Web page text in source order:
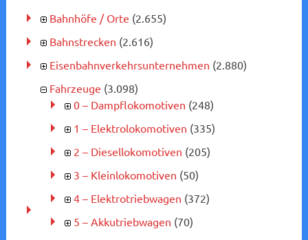
Bahnhöfe / Orte (2.655)
Bahnstrecken (2.616)
Eisenbahnverkehrsunternehmen (2.880)
Fahrzeuge (3.098)
0 – Dampflokomotiven (248)
1 – Elektrolokomotiven (335)
2 – Diesellokomotiven (205)
3 – Kleinlokomotiven (50)
4 – Elektrotriebwagen (372)
5 – Akkutriebwagen (70)